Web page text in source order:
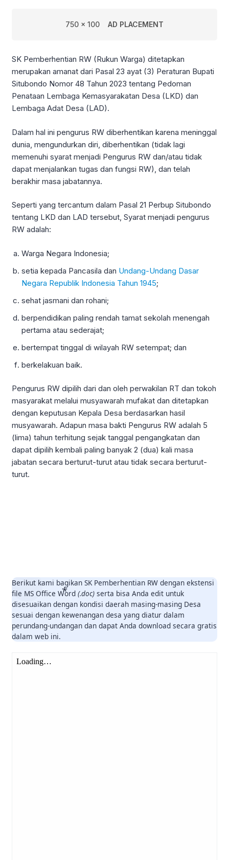
750 x 100 AD PLACEMENT
SK Pemberhentian RW (Rukun Warga) ditetapkan
merupakan amanat dari Pasal 23 ayat (3) Peraturan Bupati
Situbondo Nomor 48 Tahun 2023 tentang Pedoman
Penataan Lembaga Kemasyarakatan Desa (LKD) dan
Lembaga Adat Desa (LAD).
Dalam hal ini pengurus RW diberhentikan karena meninggal
dunia, mengundurkan diri, diberhentikan (tidak lagi
memenuhi syarat menjadi Pengurus RW dan/atau tidak
dapat menjalankan tugas dan fungsi RW), dan telah
berakhir masa jabatannya.
Seperti yang tercantum dalam Pasal 21 Perbup Situbondo
tentang LKD dan LAD tersebut, Syarat menjadi pengurus
RW adalah:
Warga Negara Indonesia;
setia kepada Pancasila dan Undang-Undang Dasar
Negara Republik Indonesia Tahun 1945;
sehat jasmani dan rohani;
berpendidikan paling rendah tamat sekolah menengah
pertama atau sederajat;
bertempat tinggal di wilayah RW setempat; dan
berkelakuan baik.
Pengurus RW dipilih dari dan oleh perwakilan RT dan tokoh
masyarakat melalui musyawarah mufakat dan ditetapkan
dengan keputusan Kepala Desa berdasarkan hasil
musyawarah. Adapun masa bakti Pengurus RW adalah 5
(lima) tahun terhitung sejak tanggal pengangkatan dan
dapat dipilih kembali paling banyak 2 (dua) kali masa
jabatan secara berturut-turut atau tidak secara berturut-
turut.
Berikut kami bagikan SK Pemberhentian RW dengan ekstensi
file MS Office Word (.doc) serta bisa Anda edit untuk
disesuaikan dengan kondisi daerah masing-masing Desa
sesuai dengan kewenangan desa yang diatur dalam
perundang-undangan dan dapat Anda download secara gratis
dalam web ini.